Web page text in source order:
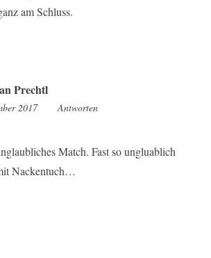
am Schluss.
Prechtl
2017 9:45
Antworten
Match. Fast so ungluablich
Nackentuch…